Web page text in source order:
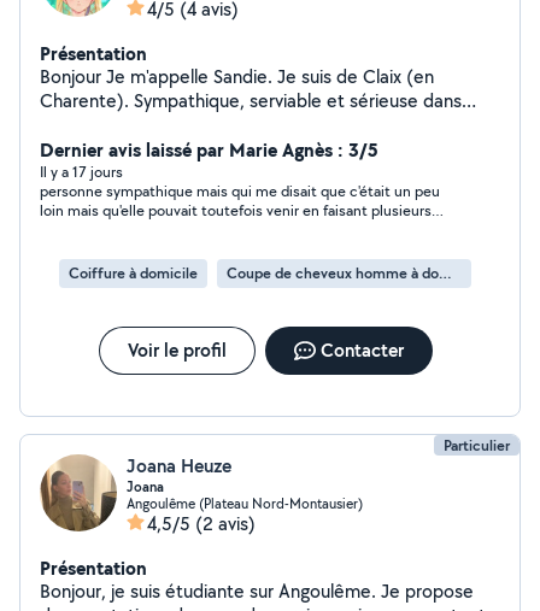
4/5 (4 avis)
Présentation
Bonjour Je m'appelle Sandie. Je suis de Claix (en
Charente). Sympathique, serviable et sérieuse dans
trier dans vos affaires : une pièce, un garage ou un
placard ect. Vous aider ensuite à vendre les affaires
dons vous n'avez plus besoin (ou les donner) - Je
possède un CAP de coiffure. Je peux également couper
une tondeuse pour les coupes hommes. Je ne fais pas
de couleur/permamente. - Aide au ménage -
pour le travail sur Soyaux. Je passe par la Couronne.
N'hésitez pas à me contacter. Facebook Sandie Duclaud
Dernier avis laissé par Marie Agnès : 3/5
Il y a 17 jours
personne sympathique mais qui me disait que c'était un peu
loin mais qu'elle pouvait toutefois venir en faisant plusieurs
Coiffure à domicile
Coupe de cheveux homme à domicile
Voir le profil Contacter
Particulier
Joana Heuze
Joana
Angoulême (Plateau Nord-Montausier)
4,5/5 (2 avis)
Présentation
Bonjour, je suis étudiante sur Angoulême. Je propose